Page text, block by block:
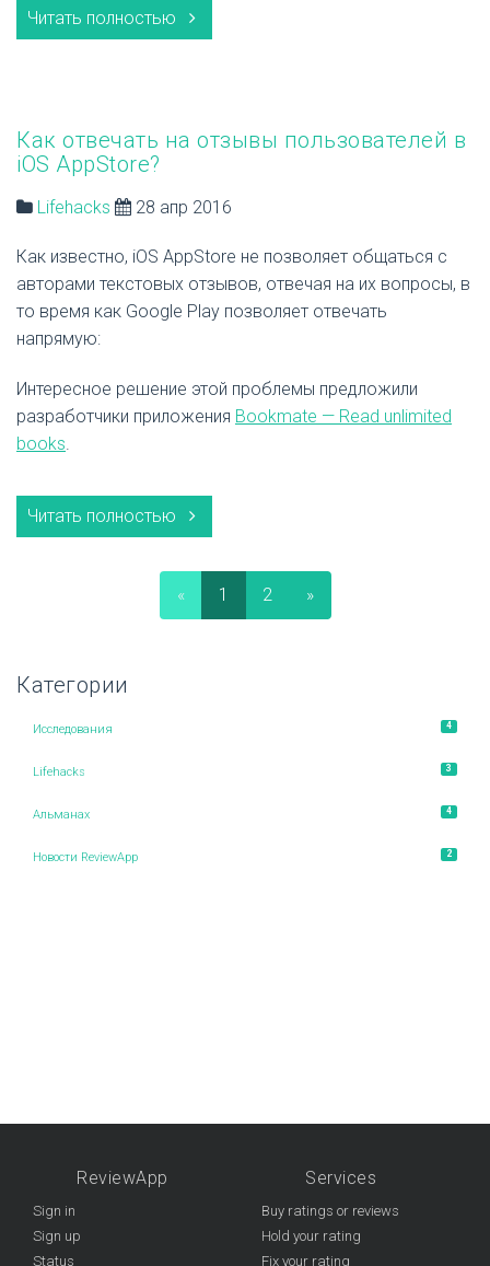
Читать полностью
Как отвечать на отзывы пользователей в
iOS AppStore?
Lifehacks 28 апр 2016
Как известно, iOS AppStore не позволяет общаться с
авторами текстовых отзывов, отвечая на их вопросы, в
то время как Google Play позволяет отвечать
напрямую:
Интересное решение этой проблемы предложили
разработчики приложения Bookmate — Read unlimited
books
Читать полностью
« 1 2 »
Категории
Исследования 4
Lifehacks 3
Альманах 4
Новости ReviewApp 2
ReviewApp
Sign in
Sign up
Status
Services
Buy ratings or reviews
Hold your rating
Fix your rating